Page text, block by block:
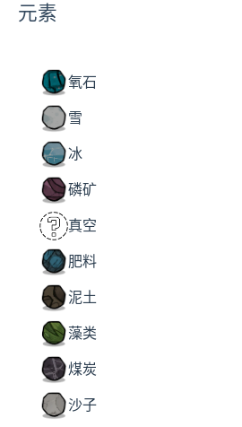
元素
氧石
雪
冰
磷矿
真空
肥料
泥土
藻类
煤炭
沙子